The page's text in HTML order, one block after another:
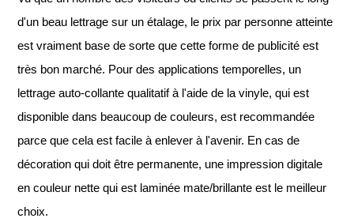
d'un beau lettrage sur un étalage, le prix par personne atteinte
est vraiment base de sorte que cette forme de publicité est
très bon marché. Pour des applications temporelles, un
lettrage auto-collante qualitatif à l'aide de la vinyle, qui est
disponible dans beaucoup de couleurs, est recommandée
parce que cela est facile à enlever à l'avenir. En cas de
décoration qui doit être permanente, une impression digitale
en couleur nette qui est laminée mate/brillante est le meilleur
choix.